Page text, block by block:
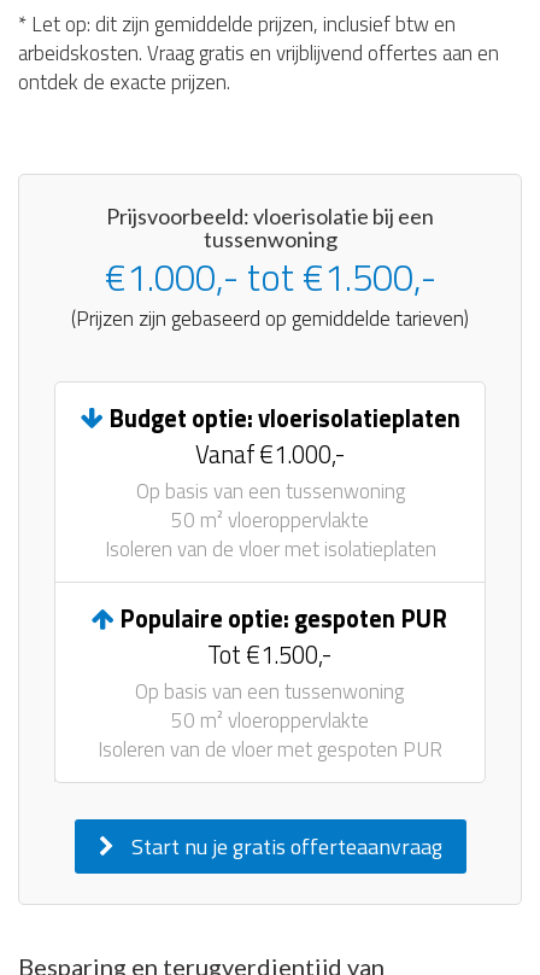
* Let op: dit zijn gemiddelde prijzen, inclusief btw en
arbeidskosten. Vraag gratis en vrijblijvend offertes aan en
ontdek de exacte prijzen.
Prijsvoorbeeld: vloerisolatie bij een
tussenwoning
€1.000,- tot €1.500,-
(Prijzen zijn gebaseerd op gemiddelde tarieven)
Budget optie: vloerisolatieplaten
Vanaf €1.000,-
Op basis van een tussenwoning
50 m² vloeroppervlakte
Isoleren van de vloer met isolatieplaten
Populaire optie: gespoten PUR
Tot €1.500,-
Op basis van een tussenwoning
50 m² vloeroppervlakte
Isoleren van de vloer met gespoten PUR
Start nu je gratis offerteaanvraag
Besparing en terugverdientijd van